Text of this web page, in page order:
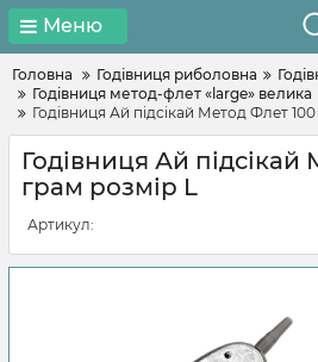
Меню
Головна Годівниця риболовна
Годівниця метод-флет «large» велика
Годівниця Ай підсікай Метод Флет
Годівниця Ай
грам розмір L
Артикул: